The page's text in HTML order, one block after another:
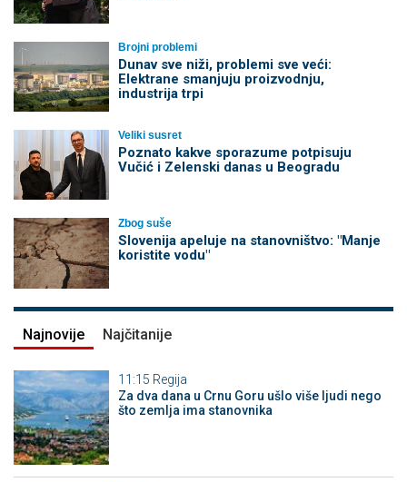
Brojni problemi
Dunav sve niži, problemi sve veći:
Elektrane smanjuju proizvodnju,
industrija trpi
Veliki susret
Poznato kakve sporazume potpisuju
Vučić i Zelenski danas u Beogradu
Zbog suše
Slovenija apeluje na stanovništvo: "Manje
koristite vodu"
Najnovije Najčitanije
11:15 Regija
Za dva dana u Crnu Goru ušlo više ljudi nego
što zemlja ima stanovnika